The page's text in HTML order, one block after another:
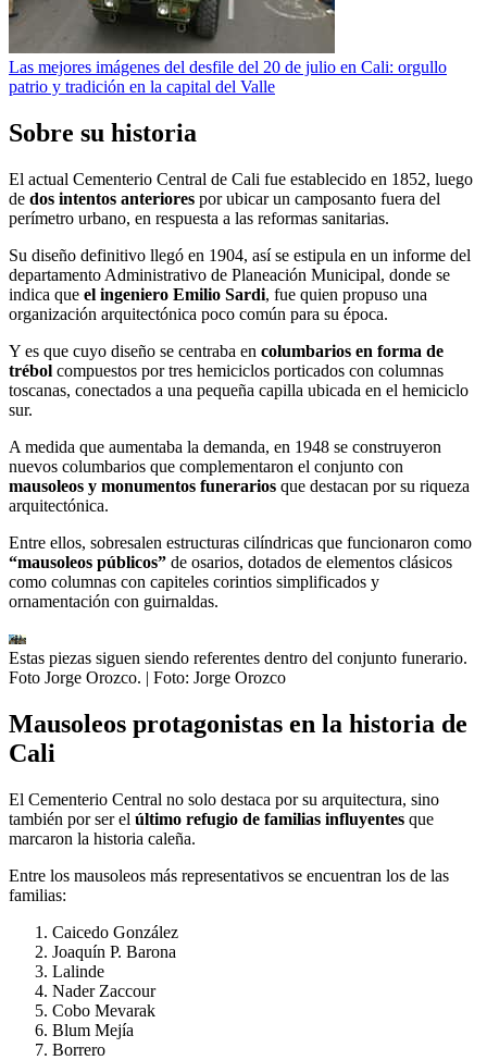
Las mejores imágenes del desfile del 20 de julio en Cali: orgullo
patrio y tradición en la capital del Valle
Sobre su historia
El actual Cementerio Central de Cali fue establecido en 1852, luego
de dos intentos anteriores por ubicar un camposanto fuera del
perímetro urbano, en respuesta a las reformas sanitarias.
Su diseño definitivo llegó en 1904, así se estipula en un informe del
departamento Administrativo de Planeación Municipal, donde se
indica que el ingeniero Emilio Sardi, fue quien propuso una
organización arquitectónica poco común para su época.
Y es que cuyo diseño se centraba en columbarios en forma de
trébol compuestos por tres hemiciclos porticados con columnas
toscanas, conectados a una pequeña capilla ubicada en el hemiciclo
sur.
A medida que aumentaba la demanda, en 1948 se construyeron
nuevos columbarios que complementaron el conjunto con
mausoleos y monumentos funerarios que destacan por su riqueza
arquitectónica.
Entre ellos, sobresalen estructuras cilíndricas que funcionaron como
“mausoleos públicos” de osarios, dotados de elementos clásicos
como columnas con capiteles corintios simplificados y
ornamentación con guirnaldas.
Estas piezas siguen siendo referentes dentro del conjunto funerario.
Foto Jorge Orozco. | Foto: Jorge Orozco
Mausoleos protagonistas en la historia de
Cali
El Cementerio Central no solo destaca por su arquitectura, sino
también por ser el último refugio de familias influyentes que
marcaron la historia caleña.
Entre los mausoleos más representativos se encuentran los de las
familias:
Caicedo González
Joaquín P. Barona
Lalinde
Nader Zaccour
Cobo Mevarak
Blum Mejía
Borrero